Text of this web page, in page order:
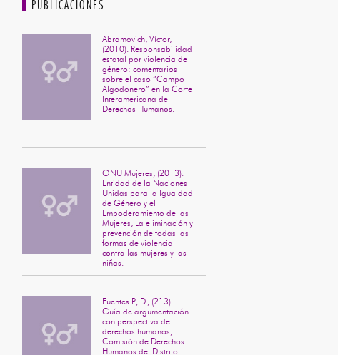
PUBLICACIONES
Abramovich, Víctor,
(2010). Responsabilidad
estatal por violencia de
género: comentarios
sobre el caso “Campo
Algodonero” en la Corte
Interamericana de
Derechos Humanos.
ONU Mujeres, (2013).
Entidad de la Naciones
Unidas para la Igualdad
de Género y el
Empoderamiento de las
Mujeres, La eliminación y
prevención de todas las
formas de violencia
contra las mujeres y las
niñas.
Fuentes P., D., (213).
Guía de argumentación
con perspectiva de
derechos humanos,
Comisión de Derechos
Humanos del Distrito